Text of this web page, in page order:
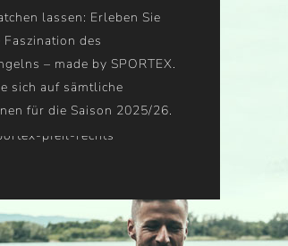
lassen: Erleben Sie
Faszination des
– made by SPORTEX.
sich auf sämtliche
für die Saison 2025/26.